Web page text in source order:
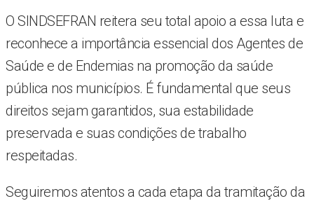
O SINDSEFRAN reitera seu total apoio a essa luta e
reconhece a importância essencial dos Agentes de
Saúde e de Endemias na promoção da saúde
pública nos municípios. É fundamental que seus
direitos sejam garantidos, sua estabilidade
preservada e suas condições de trabalho
respeitadas.
Seguiremos atentos a cada etapa da tramitação da